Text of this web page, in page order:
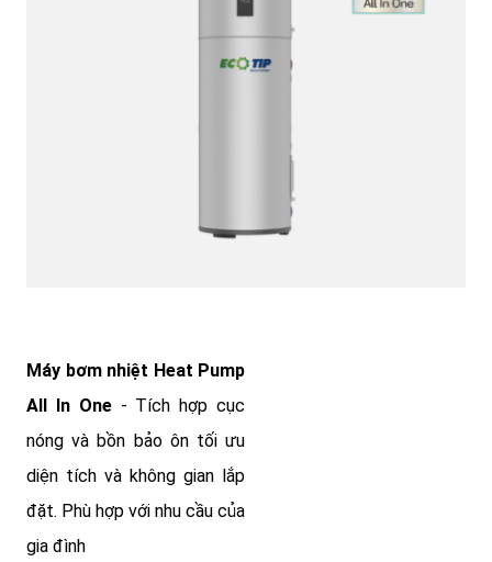
Máy bơm nhiệt Heat Pump
All In One - Tích hợp cục
nóng và bồn bảo ôn tối ưu
diện tích và không gian lắp
đặt. Phù hợp với nhu cầu của
gia đình